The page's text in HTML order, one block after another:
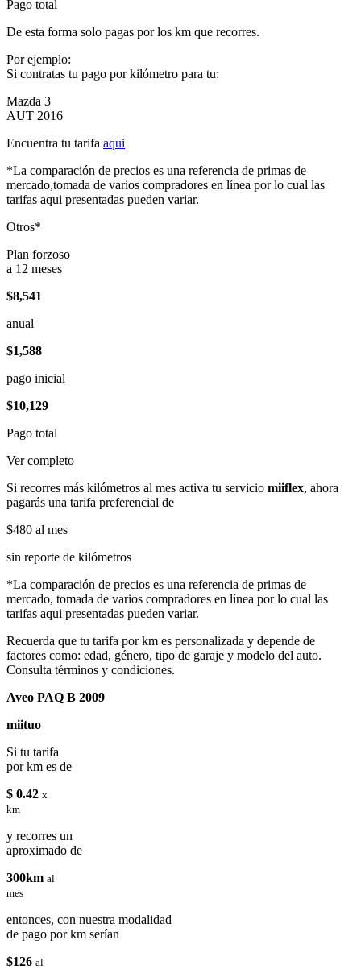
Pago total
De esta forma solo pagas por los km que recorres.
Por ejemplo:
Si contratas tu pago por kilómetro para tu:
Mazda 3
AUT 2016
Encuentra tu tarifa aqui
*La comparación de precios es una referencia de primas de
mercado,tomada de varios compradores en línea por lo cual las
tarifas aqui presentadas pueden variar.
Otros*
Plan forzoso
a 12 meses
$8,541
anual
$1,588
pago inicial
$10,129
Pago total
Ver completo
Si recorres más kilómetros al mes activa tu servicio miiflex, ahora
pagarás una tarifa preferencial de
$480 al mes
sin reporte de kilómetros
*La comparación de precios es una referencia de primas de
mercado, tomada de varios compradores en línea por lo cual las
tarifas aqui presentadas pueden variar.
Recuerda que tu tarifa por km es personalizada y depende de
factores como: edad, género, tipo de garaje y modelo del auto.
Consulta términos y condiciones.
Aveo PAQ B 2009
miituo
Si tu tarifa
por km es de
$ 0.42 x
km
y recorres un
aproximado de
300km al
mes
entonces, con nuestra modalidad
de pago por km serían
$126 al